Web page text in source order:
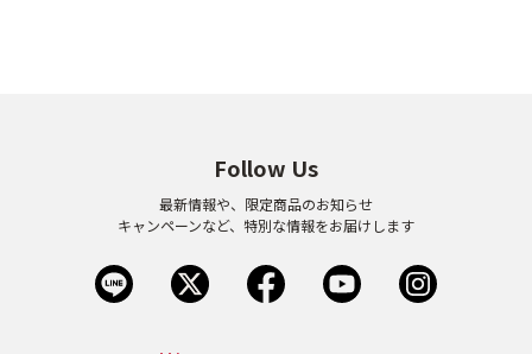
Follow Us
最新情報や、限定商品のお知らせ
キャンペーンなど、特別な情報をお届けします